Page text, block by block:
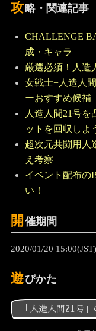
攻 略・関連記事
CHALLENGE
成・キャラ
厳選必須！人造
女戦士+人造人
ーおすすめ候補
人造人間21号
ットを回収しよ
超次元共闘用人
え考察
イベント配布の
い！
開 催期間
2020/01/20
遊びかた
「人造人間21号